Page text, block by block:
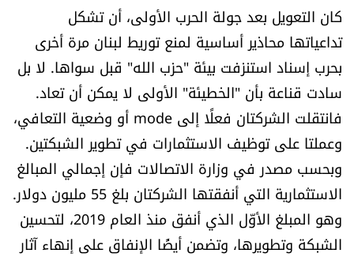
كان التعويل بعد جولة الحرب الأولى، أن تشكل
تداعياتها محاذير أساسية لمنع توريط لبنان مرة أخرى
بحرب إسناد استنزفت بيئة "حزب الله" قبل سواها. لا بل
سادت قناعة بأن "الخطيئة" الأولى لا يمكن أن تعاد.
فانتقلت الشركتان فعلًا إلى mode أو وضعية التعافي،
وعملتا على توظيف الاستثمارات في تطوير الشبكتين.
وبحسب مصدر في وزارة الاتصالات فإن إجمالي المبالغ
الاستثمارية التي أنفقتها الشركتان بلغ 55 مليون دولار.
وهو المبلغ الأوّل الذي أنفق منذ العام 2019، لتحسين
الشبكة وتطويرها، وتضمن أيضًا الإنفاق على إنهاء آثار